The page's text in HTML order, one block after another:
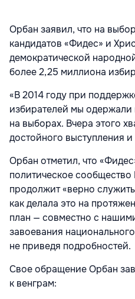
Орбан заявил, что на
кандидатов «Фидес» и
демократической
более 2,25 миллиона
«В 2014 году при
избирателей мы
на выборах. Вчера этого
достойного выступления
Орбан отметил, что
политическое сообщество
продолжит «верно
как делала это на
план — совместно с
завоевания
не приведя подробностей.
Свое обращение Орбан
к венграм: